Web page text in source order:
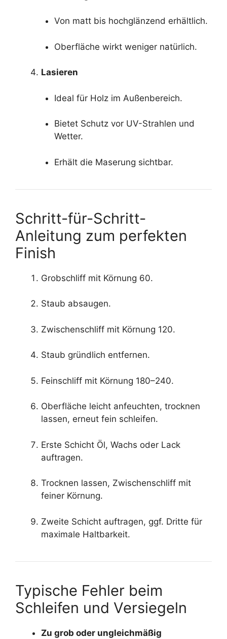
Von matt bis hochglänzend erhältlich.
Oberfläche wirkt weniger natürlich.
Lasieren
Ideal für Holz im Außenbereich.
Bietet Schutz vor UV-Strahlen und
Wetter.
Erhält die Maserung sichtbar.
Schritt-für-Schritt-
Anleitung zum perfekten
Finish
Grobschliff mit Körnung 60.
Staub absaugen.
Zwischenschliff mit Körnung 120.
Staub gründlich entfernen.
Feinschliff mit Körnung 180–240.
Oberfläche leicht anfeuchten, trocknen
lassen, erneut fein schleifen.
Erste Schicht Öl, Wachs oder Lack
auftragen.
Trocknen lassen, Zwischenschliff mit
feiner Körnung.
Zweite Schicht auftragen, ggf. Dritte für
maximale Haltbarkeit.
Typische Fehler beim
Schleifen und Versiegeln
Zu grob oder ungleichmäßig